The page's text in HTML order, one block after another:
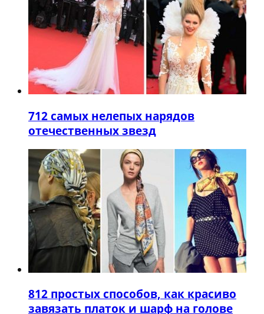
712 самых нелепых нарядов
отечественных звезд
812 простых способов, как красиво
завязать платок и шарф на голове